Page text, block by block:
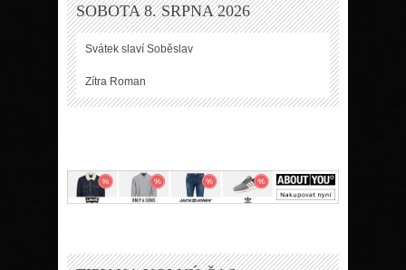
SOBOTA 8. SRPNA 2026
Svátek slaví Soběslav
Zítra Roman